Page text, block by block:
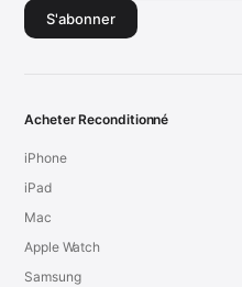
S'abonner
Acheter Reconditionné
iPhone
iPad
Mac
Apple Watch
Samsung